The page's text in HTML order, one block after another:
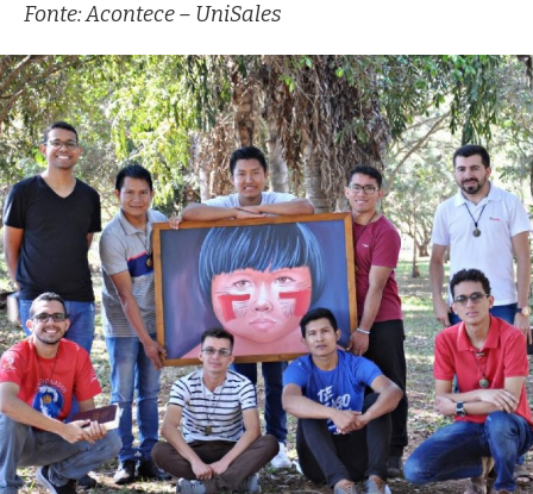
Fonte: Acontece – UniSales